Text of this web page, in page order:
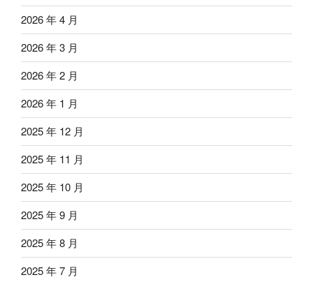
2026 年 4 月
2026 年 3 月
2026 年 2 月
2026 年 1 月
2025 年 12 月
2025 年 11 月
2025 年 10 月
2025 年 9 月
2025 年 8 月
2025 年 7 月